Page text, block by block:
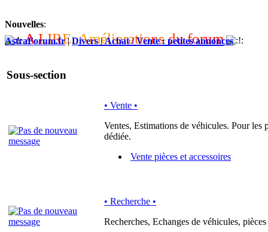
Nouvelles:
A LIRE: Améliorations du forum
AstraForum.fr|Divers|Achat / Vente : petites annonces
Sous-section
• Vente •
Ventes, Estimations de véhicules. Pour les
dédiée.
Vente pièces et accessoires
• Recherche •
Recherches, Echanges de véhicules, pièces